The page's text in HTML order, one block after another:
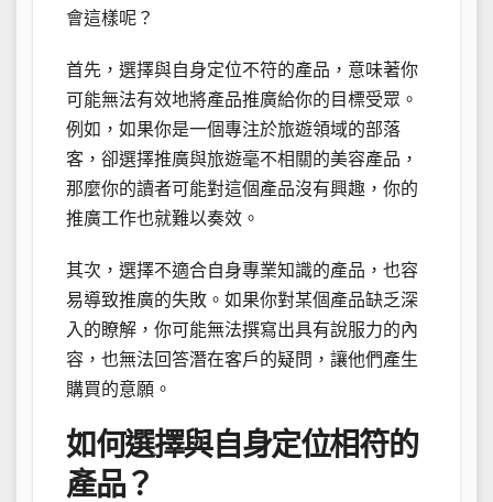
會這樣呢？
首先，選擇與自身定位不符的產品，意味著你
可能無法有效地將產品推廣給你的目標受眾。
例如，如果你是一個專注於旅遊領域的部落
客，卻選擇推廣與旅遊毫不相關的美容產品，
那麼你的讀者可能對這個產品沒有興趣，你的
推廣工作也就難以奏效。
其次，選擇不適合自身專業知識的產品，也容
易導致推廣的失敗。如果你對某個產品缺乏深
入的瞭解，你可能無法撰寫出具有說服力的內
容，也無法回答潛在客戶的疑問，讓他們產生
購買的意願。
如何選擇與自身定位相符的
產品？